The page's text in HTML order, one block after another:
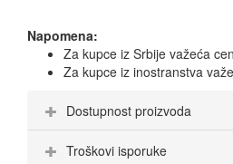
Napomena:
Za kupce iz Srbije važeća
Za kupce iz inostranstva
Dostupnost proizvoda
Troškovi isporuke